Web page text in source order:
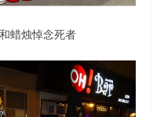
蜡烛悼念死者